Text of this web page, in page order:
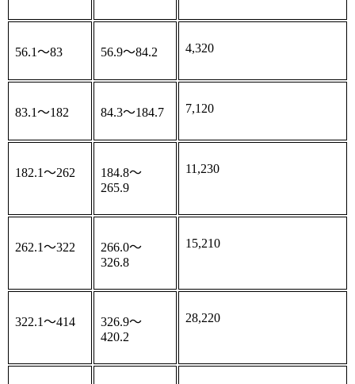
56.1～83 56.9～84.2 4,320
83.1～182 84.3～184.7 7,120
182.1～262
184.8～
265.9
11,230
262.1～322
266.0～
326.8
15,210
322.1～414
326.9～
420.2
28,220